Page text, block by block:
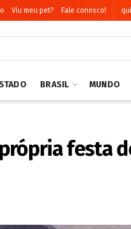
Viu meu pet? Fale conosco!
BRASIL MUNDO
festa